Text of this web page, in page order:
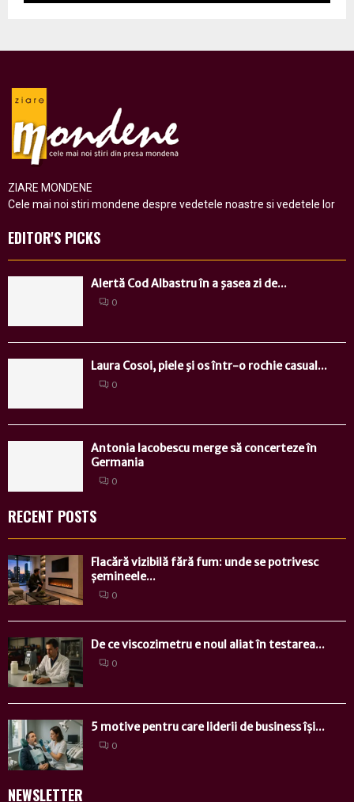
ZIARE MONDENE
Cele mai noi stiri mondene despre vedetele noastre si vedetele lor
EDITOR'S PICKS
Alertă Cod Albastru în a şasea zi de...
0
Laura Cosoi, piele şi os într-o rochie casual...
0
Antonia Iacobescu merge să concerteze în
Germania
0
RECENT POSTS
Flacără vizibilă fără fum: unde se potrivesc
șemineele...
0
De ce viscozimetru e noul aliat în testarea...
0
5 motive pentru care liderii de business își...
0
NEWSLETTER